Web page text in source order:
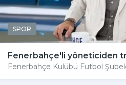
SPOR
Fenerbahçe'li yöneticiden
Fenerbahçe Kulübü Futbol